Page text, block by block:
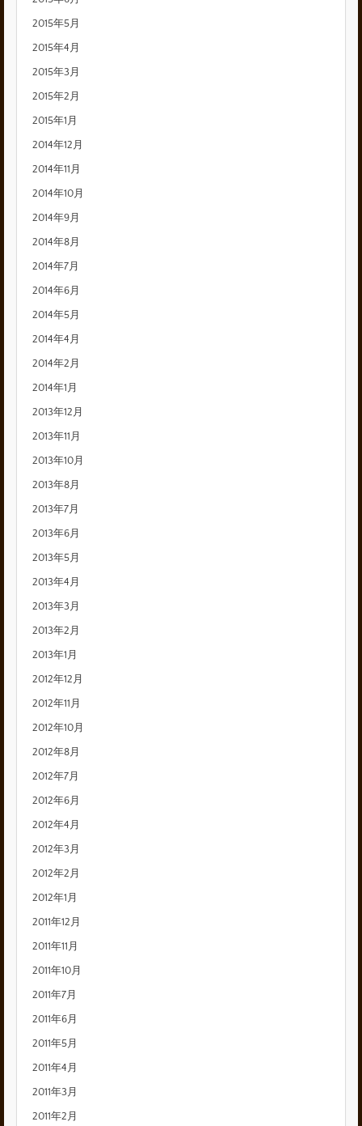
2015年5月
2015年4月
2015年3月
2015年2月
2015年1月
2014年12月
2014年11月
2014年10月
2014年9月
2014年8月
2014年7月
2014年6月
2014年5月
2014年4月
2014年2月
2014年1月
2013年12月
2013年11月
2013年10月
2013年8月
2013年7月
2013年6月
2013年5月
2013年4月
2013年3月
2013年2月
2013年1月
2012年12月
2012年11月
2012年10月
2012年8月
2012年7月
2012年6月
2012年4月
2012年3月
2012年2月
2012年1月
2011年12月
2011年11月
2011年10月
2011年7月
2011年6月
2011年5月
2011年4月
2011年3月
2011年2月